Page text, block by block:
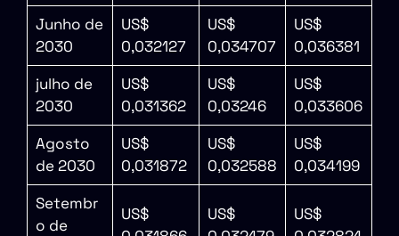
Junho de
2030
US$
0,032127
US$
0,034707
US$
0,036381
julho de
2030
US$
0,031362
US$
0,03246
US$
0,033606
Agosto
de 2030
US$
0,031872
US$
0,032588
US$
0,034199
Setembr
o de
US$
US$
US$